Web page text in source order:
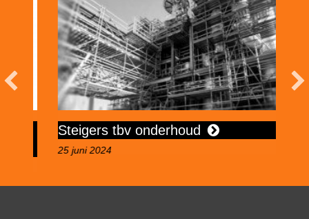
Steigers tbv onderhoud
25 juni 2024